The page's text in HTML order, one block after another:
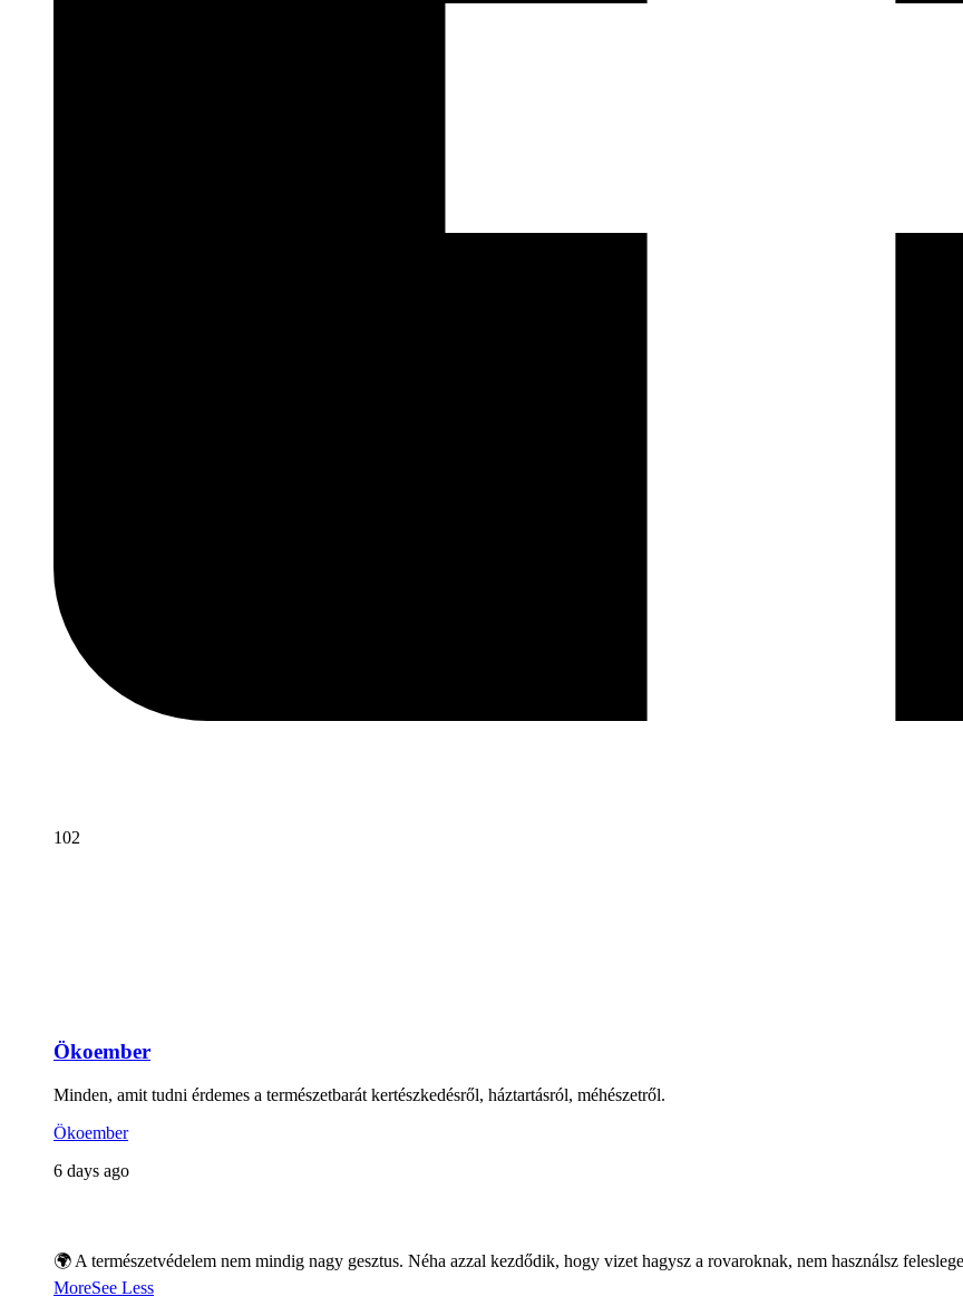
102
Ökoember
Minden, amit tudni érdemes a természetbarát kertészkedésről, háztartásról, méhészetről.
Ökoember
6 days ago
🌍 A természetvédelem nem mindig nagy gesztus. Néha azzal kezdődik, hogy vizet hagysz a rovaroknak, nem használsz
MoreSee Less